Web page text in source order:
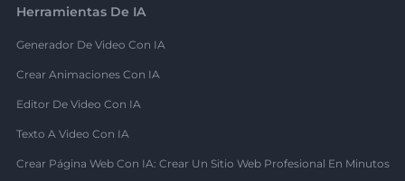
Herramientas De IA
Generador De Video Con IA
Crear Animaciones Con IA
Editor De Video Con IA
Texto A Video Con IA
Crear Página Web Con IA: Crear Un Sitio Web Profesional En Minutos